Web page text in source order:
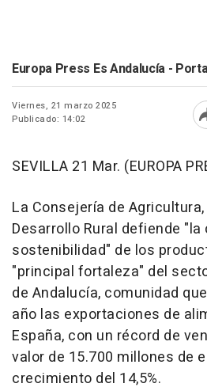
Europa Press Es Andalucía -
Viernes, 21 marzo 2025
Publicado: 14:02
SEVILLA 21 Mar. (EUROPA
La Consejería de
Desarrollo Rural defiende
sostenibilidad" de los
"principal fortaleza" del
de Andalucía, comunidad
año las exportaciones de
España, con un récord de
valor de 15.700 millones de
crecimiento del 14,5%.